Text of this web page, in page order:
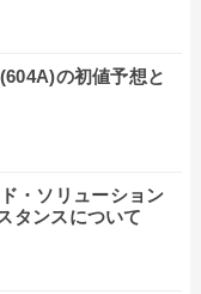
の初値予想と
・ソリューション
タンスについて